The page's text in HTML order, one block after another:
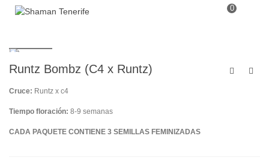
0
Runtz Bombz (C4 x Runtz)
Cruce: Runtz x c4
Tiempo floración: 8-9 semanas
CADA PAQUETE CONTIENE 3 SEMILLAS FEMINIZADAS